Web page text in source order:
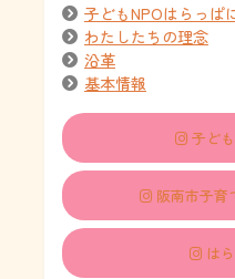
子どもNPOはらっぱ
わたしたちの理念
沿革
基本情報
子ど
阪南市子育
は